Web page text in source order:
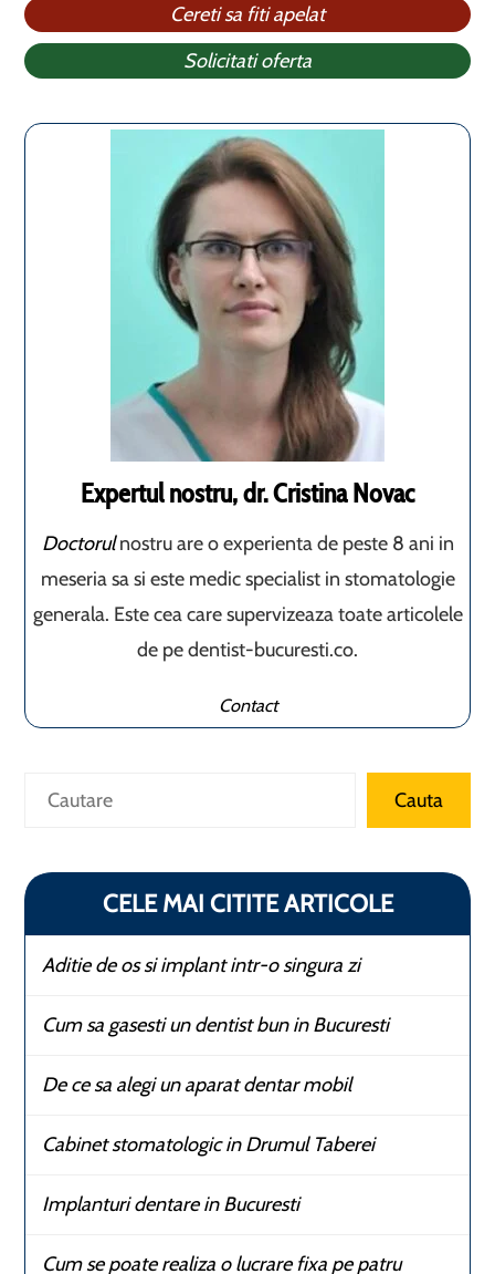
Cereti sa fiti apelat
Solicitati oferta
Expertul nostru, dr. Cristina Novac
Doctorulnostru are o experienta de peste 8 ani in
meseria sa si este medic specialist in stomatologie
generala. Este cea care supervizeaza toate articolele
de pe dentist-bucuresti.co.
Contact
Caută Cauta
CELE MAI CITITE ARTICOLE
Aditie de os si implant intr-o singura zi
Cum sa gasesti un dentist bun in Bucuresti
De ce sa alegi un aparat dentar mobil
Cabinet stomatologic in Drumul Taberei
Implanturi dentare in Bucuresti
Cum se poate realiza o lucrare fixa pe patru